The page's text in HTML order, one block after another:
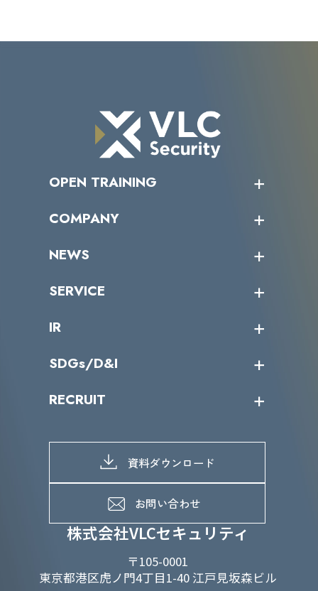
株式会社VLCセキュリティ
〒105-0001
東京都港区虎ノ門4丁目1-40 江戸見坂森ビル
OPEN TRAINING
受講者の声
COMPANY
トップメッセージ
ミッション／ビジョン
パートナー企業一覧
NEWS
サイバーニュース
SERVICE
カテゴリー別サービス一覧
IR
IRカレンダー
IRライブラリー
よくあるご質問
SDGs/D&I
当グループのマテリアリティ
SDGs推進体制
D&Iの取り組み
RECRUIT
募集職種一覧
メッセージ
メンバーインタビュー
資料ダウンロード
お問い合わせ